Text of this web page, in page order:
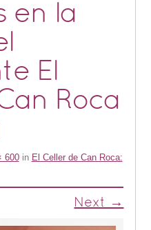
en la
El
Roca
600in El Celler de Can Roca:
Next →